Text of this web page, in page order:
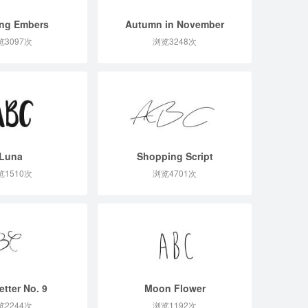
Embers
3097次
Autumn in November
浏览3248次
1510次
Shopping Script
浏览4701次
No. 9
2244次
Moon Flower
浏览1192次